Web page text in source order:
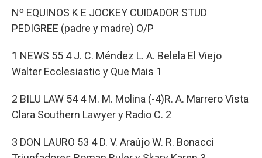
Nº EQUINOS K E JOCKEY CUIDADOR STUD
PEDIGREE (padre y madre) O/P
1 NEWS 55 4 J. C. Méndez L. A. Belela El Viejo
Walter Ecclesiastic y Que Mais 1
2 BILU LAW 54 4 M. M. Molina (-4)R. A. Marrero Vista
Clara Southern Lawyer y Radio C. 2
3 DON LAURO 53 4 D. V. Araújo W. R. Bonacci